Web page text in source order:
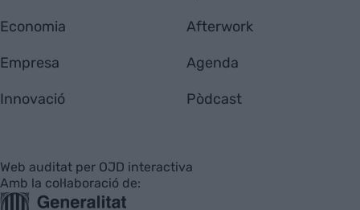
Economia
Empresa
Innovació
Afterwork
Agenda
Pòdcast
Web auditat per OJD interactiva
Amb la col·laboració de: